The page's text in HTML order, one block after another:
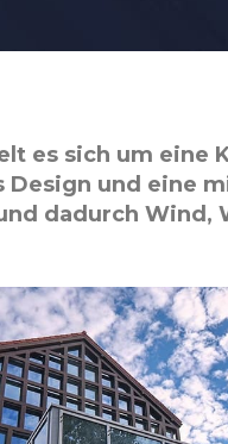
es sich um eine
Design und eine
dadurch Wind,